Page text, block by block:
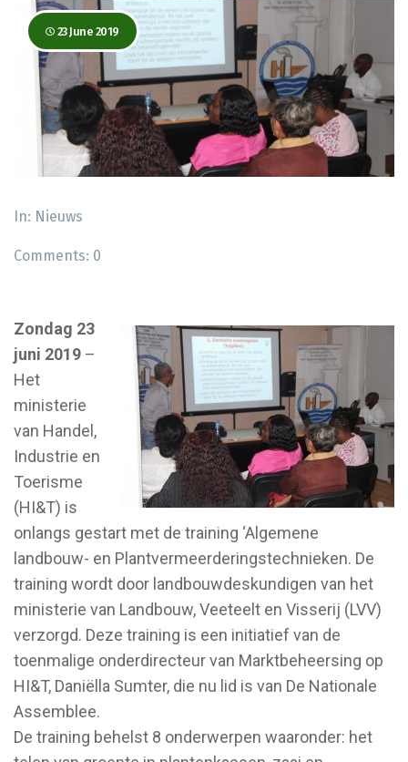
23 June 2019
In: Nieuws
Comments: 0
Zondag 23
juni 2019 –
Het
ministerie
van Handel,
Industrie en
Toerisme
(HI&T) is
onlangs gestart met de training ‘Algemene
landbouw- en Plantvermeerderingstechnieken. De
training wordt door landbouwdeskundigen van het
ministerie van Landbouw, Veeteelt en Visserij (LVV)
verzorgd. Deze training is een initiatief van de
toenmalige onderdirecteur van Marktbeheersing op
HI&T, Daniëlla Sumter, die nu lid is van De Nationale
Assemblee.
De training behelst 8 onderwerpen waaronder: het